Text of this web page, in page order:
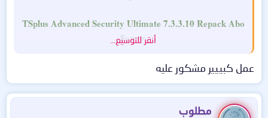
TSplus Advanced Security Ultimate 7.3.3.10 Repack Abo
Samer
حجم البرنامجـــ : MB 20
ترخيص البرنامجــــ : تثبيت وتفعيل ریباک
أنقر للتوسيع...
عمل كبييير مشكور عليه
مطلوب